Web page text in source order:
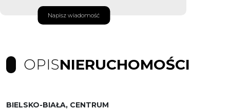
Napisz wiadomość
OPISNIERUCHOMOŚCI
BIELSKO-BIAŁA, CENTRUM